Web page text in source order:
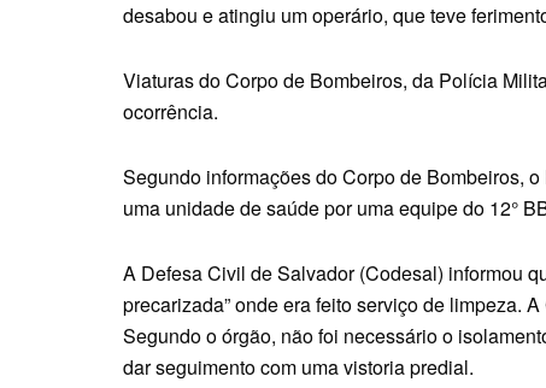
desabou e atingiu um operário, que teve
Viaturas do Corpo de Bombeiros, da Polícia
ocorrência.
Segundo informações do Corpo de Bombeiros,
uma unidade de saúde por uma equipe do 12°
A Defesa Civil de Salvador (Codesal) informou
precarizada” onde era feito serviço de limpeza.
Segundo o órgão, não foi necessário o
dar seguimento com uma vistoria predial.